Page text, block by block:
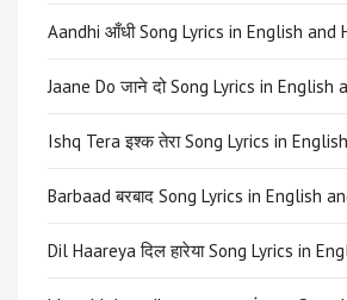
Aandhi आँधी Song Lyrics in English and
Jaane Do जाने दो Song Lyrics in English
Ishq Tera इश्क तेरा Song Lyrics in
Barbaad बरबाद Song Lyrics in English
Dil Haareya दिल हारेया Song Lyrics in